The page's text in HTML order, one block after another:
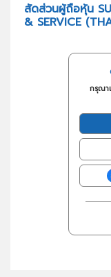
สัดส่วนผู้ถือหุ้น
& SERVICE
กรุณา